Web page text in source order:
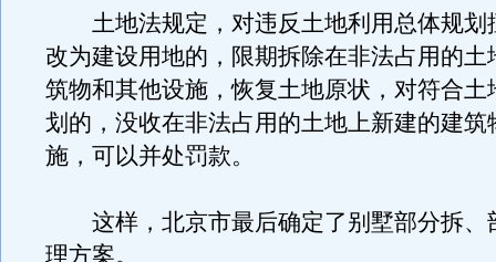
土地法规定，对违反土地利用总体规划
改为建设用地的，限期拆除在非法占用的土
筑物和其他设施，恢复土地原状，对符合土
划的，没收在非法占用的土地上新建的建筑
施，可以并处罚款。
这样，北京市最后确定了别墅部分拆、
理方案。